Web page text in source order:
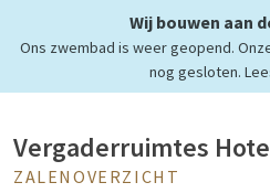
Wij bouwen aan
Ons zwembad is weer geopend.
nog gesloten.
feesten
Vergaderruimtes
ZALENOVERZICHT